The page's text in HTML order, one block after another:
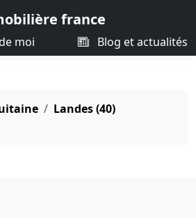
france
moi Blog et actualités
Landes (40)